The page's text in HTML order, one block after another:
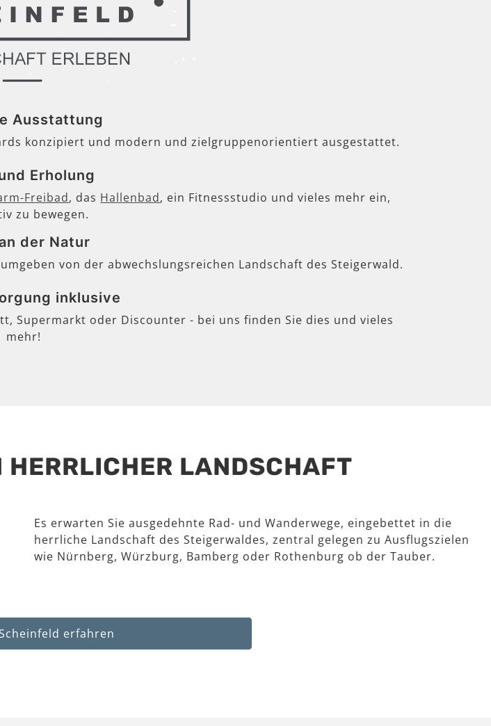
Ausstattung
konzipiert und modern und zielgruppenorientiert ausgestattet.
Erholung
Freibad, das Hallenbad, ein Fitnessstudio und vieles mehr ein,
zu bewegen.
der Natur
von der abwechslungsreichen Landschaft des Steigerwald.
inklusive
Supermarkt oder Discounter - bei uns finden Sie dies und vieles
mehr!
LANDSCHAFT
Es erwarten Sie ausgedehnte Rad- und Wanderwege, eingebettet in die
herrliche Landschaft des Steigerwaldes, zentral gelegen zu Ausflugszielen
wie Nürnberg, Würzburg, Bamberg oder Rothenburg ob der Tauber.
erfahren